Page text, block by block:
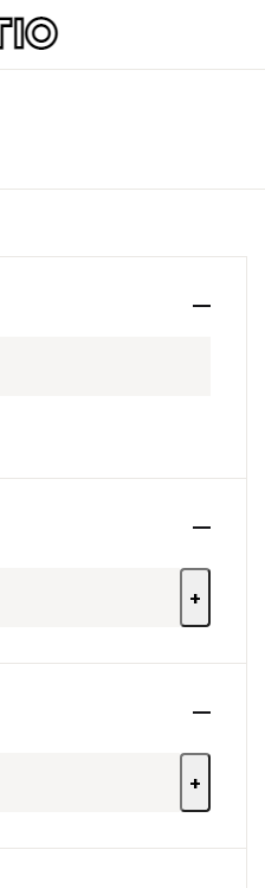
+
+